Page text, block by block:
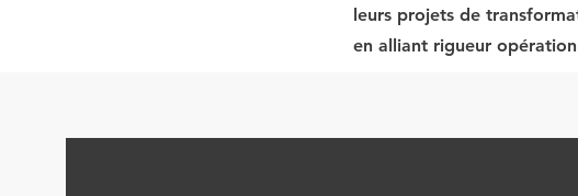
leurs projets de
en alliant rigueur